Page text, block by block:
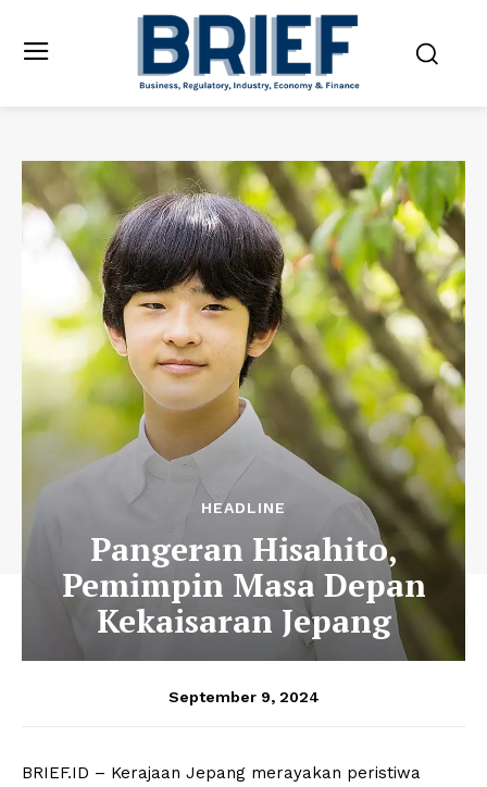
HEADLINE
Pangeran Hisahito,
Pemimpin Masa Depan
Kekaisaran Jepang
September 9, 2024
BRIEF.ID – Kerajaan Jepang merayakan peristiwa